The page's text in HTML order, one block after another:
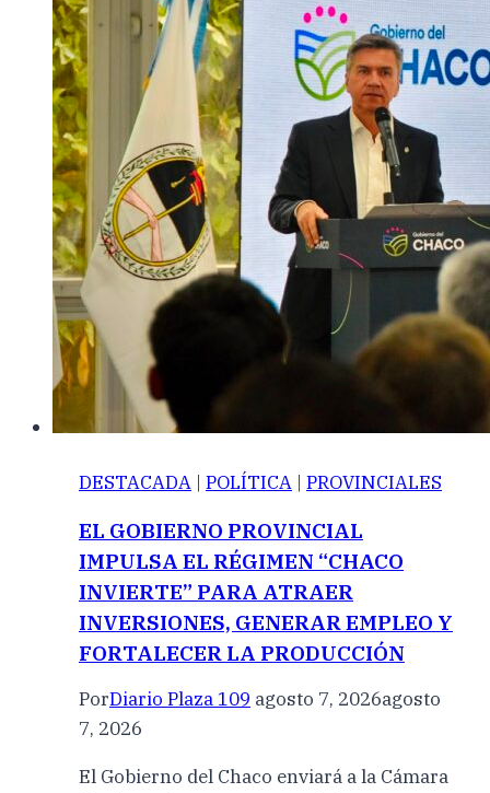
DESTACADA | POLÍTICA | PROVINCIALES
EL GOBIERNO PROVINCIAL
IMPULSA EL RÉGIMEN “CHACO
INVIERTE” PARA ATRAER
INVERSIONES, GENERAR EMPLEO Y
FORTALECER LA PRODUCCIÓN
PorDiario Plaza 109 agosto 7, 2026agosto
7, 2026
El Gobierno del Chaco enviará a la Cámara